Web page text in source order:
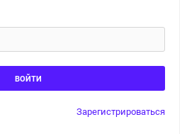
Зарегистрироваться